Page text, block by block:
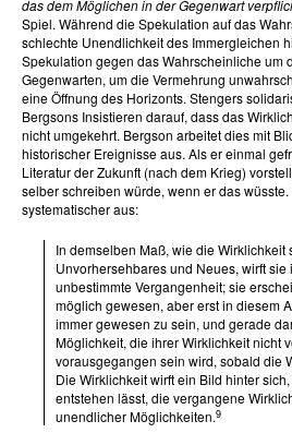
das dem Möglichen in der Gegenwart
Spiel. Während die Spekulation auf das
schlechte Unendlichkeit des Immergleichen
Spekulation gegen das Wahrscheinliche um
Gegenwarten, um die Vermehrung
eine Öffnung des Horizonts. Stengers
Bergsons Insistieren darauf, dass das
nicht umgekehrt. Bergson arbeitet dies mit
historischer Ereignisse aus. Als er einmal
Literatur der Zukunft (nach dem Krieg)
selber schreiben würde, wenn er das
systematischer aus:
In demselben Maß, wie die Wirklichkeit
Unvorhersehbares und Neues, wirft
unbestimmte Vergangenheit; sie
möglich gewesen, aber erst in diesem
immer gewesen zu sein, und gerade
Möglichkeit, die ihrer Wirklichkeit nicht
vorausgegangen sein wird, sobald die
Die Wirklichkeit wirft ein Bild hinter
entstehen lässt, die vergangene
unendlicher Möglichkeiten.9